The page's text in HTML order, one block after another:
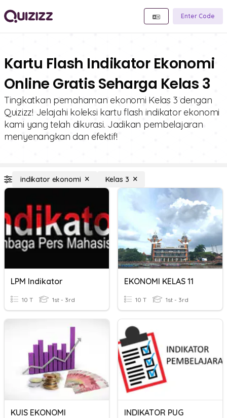
Enter Code
Kartu Flash Indikator Ekonomi
Online Gratis Seharga Kelas 3
Tingkatkan pemahaman ekonomi Kelas 3 dengan
Quizizz! Jelajahi koleksi kartu flash indikator ekonomi
kami yang telah dikurasi. Jadikan pembelajaran
menyenangkan dan efektif!
indikator ekonomi Kelas 3
LPM Indikator
10 T 1st - 3rd
EKONOMI KELAS 11
10 T 1st - 3rd
KUIS EKONOMI INDIKATOR PUG